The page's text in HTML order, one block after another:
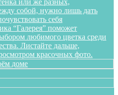
или же разных,
собой, нужно лишь дать
себя
“Галерея” поможет
любимого цветка среди
Листайте дальше,
красочных фото.
доме